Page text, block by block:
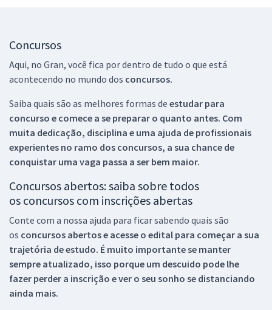
Concursos
Aqui, no Gran, você fica por dentro de tudo o que está
acontecendo no mundo dos concursos.
Saiba quais são as melhores formas de estudar para
concurso e comece a se preparar o quanto antes. Com
muita dedicação, disciplina e uma ajuda de profissionais
experientes no ramo dos concursos, a sua chance de
conquistar uma vaga passa a ser bem maior.
Concursos abertos: saiba sobre todos
os concursos com inscrições abertas
Conte com a nossa ajuda para ficar sabendo quais são
os concursos abertos e acesse o edital para começar a sua
trajetória de estudo. É muito importante se manter
sempre atualizado, isso porque um descuido pode lhe
fazer perder a inscrição e ver o seu sonho se distanciando
ainda mais.